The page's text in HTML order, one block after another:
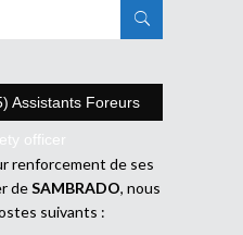
Assistants Foreurs
officer
renforcement de ses
deSAMBRADO, nous
suivants :